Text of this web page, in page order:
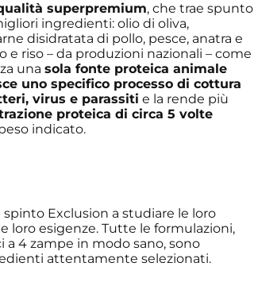
superpremium, che trae spunto
ingredienti: olio di oliva,
disidratata di pollo, pesce, anatra e
riso – da produzioni nazionali – come
unasola fonte proteica animale
uno specifico processo di cottura
virus e parassiti e la rende più
proteica di circa 5 volte
indicato.
Exclusion a studiare le loro
loro esigenze. Tutte le formulazioni,
a 4 zampe in modo sano, sono
attentamente selezionati.